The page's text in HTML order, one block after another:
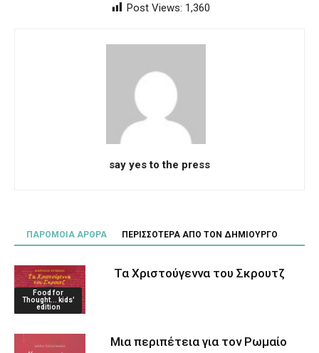
Post Views: 1,360
say yes to the press
ΠΑΡΟΜΟΙΑ ΑΡΘΡΑ ΠΕΡΙΣΣΟΤΕΡΑ ΑΠΟ ΤΟΝ ΔΗΜΙΟΥΡΓΟ
Food for
Thought... kids'
edition
Τα Χριστούγεννα του Σκρουτζ
Μια περιπέτεια για τον Ρωμαίο